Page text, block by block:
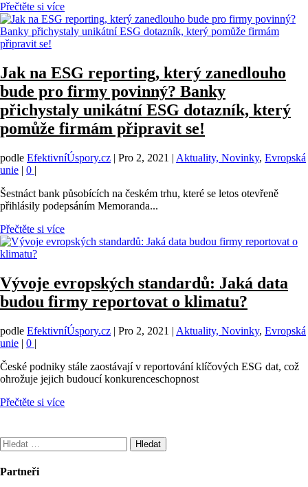
Přečtěte si více
Jak na ESG reporting, který zanedlouho
bude pro firmy povinný? Banky
přichystaly unikátní ESG dotazník, který
pomůže firmám připravit se!
podle EfektivníÚspory.cz | Pro 2, 2021 | Aktuality, Novinky, Evropská
unie | 0 |
Šestnáct bank působících na českém trhu, které se letos otevřeně
přihlásily podepsáním Memoranda...
Přečtěte si více
Vývoje evropských standardů: Jaká data
budou firmy reportovat o klimatu?
podle EfektivníÚspory.cz | Pro 2, 2021 | Aktuality, Novinky, Evropská
unie | 0 |
České podniky stále zaostávají v reportování klíčových ESG dat, což
ohrožuje jejich budoucí konkurenceschopnost
Přečtěte si více
Vyhledávání
Partneři